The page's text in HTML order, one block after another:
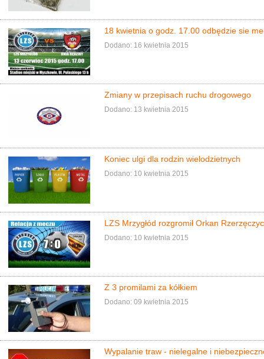
18 kwietnia o godz. 17.00 odbędzie sie
Dodano: 16 kwietnia 2015
Zmiany w przepisach ruchu drogowego
Dodano: 13 kwietnia 2015
Koniec ulgi dla rodzin wielodzietnych
Dodano: 10 kwietnia 2015
LZS Mrzygłód rozgromił Orkan
Dodano: 10 kwietnia 2015
Z 3 promilami za kółkiem
Dodano: 09 kwietnia 2015
Wypalanie traw - nielegalne i